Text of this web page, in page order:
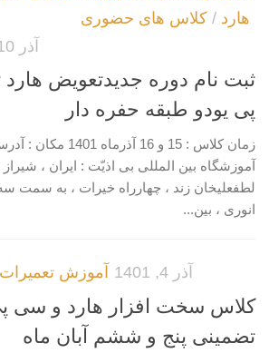
هارد / کلاس های حضوری
آذر 10, 1401
ثبت نام دوره جدیدتعویض
پی یودو طبقه حفره دار
زمان کلاس : 15 و 16 آذرماه 1401 مکان
آموزشگاه بین المللی بی اذیّت : ایران ، شیراز
لطفعلیخان زند ، چهارراه خیرات ، به سمت
انوری ، بین...
آموزش تعمیرات آذر 4, 1401
کلاس سخت افزار هارد و سی
تضمینی پنج و ششم آبان ماه